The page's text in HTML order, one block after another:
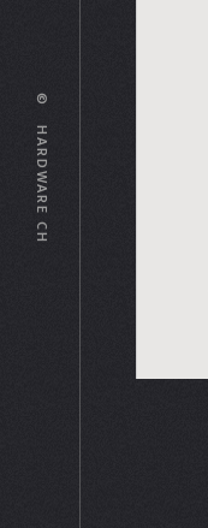
© HARDWARE CH